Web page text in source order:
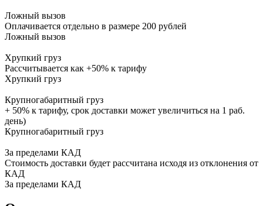
Ложный вызов
Оплачивается отдельно в размере 200 рублей
Ложный вызов
Хрупкий груз
Рассчитывается как +50% к тарифу
Хрупкий груз
Крупногабаритный груз
+ 50% к тарифу, срок доставки может увеличиться на 1 раб.
день)
Крупногабаритный груз
За пределами КАД
Стоимость доставки будет рассчитана исходя из отклонения от
КАД
За пределами КАД